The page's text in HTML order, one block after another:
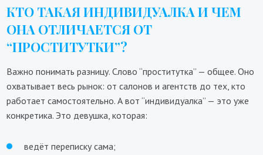
КТО ТАКАЯ ИНДИВИДУАЛКА И ЧЕМ
ОНА ОТЛИЧАЕТСЯ ОТ
“ПРОСТИТУТКИ”?
Важно понимать разницу. Слово “проститутка” — общее. Оно
охватывает весь рынок: от салонов и агентств до тех, кто
работает самостоятельно. А вот “индивидуалка” — это уже
конкретика. Это девушка, которая:
ведёт переписку сама;